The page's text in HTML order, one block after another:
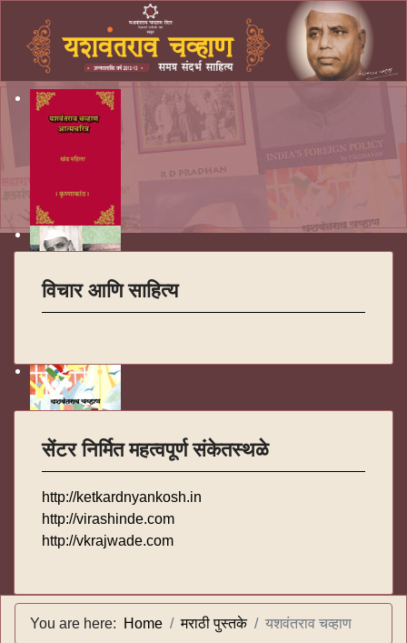
विचार आणि साहित्य
सेंटर निर्मित महत्वपूर्ण संकेतस्थळे
http://ketkardnyankosh.in
http://virashinde.com
http://vkrajwade.com
You are here: Home मराठी पुस्तके यशवंतराव चव्हाण